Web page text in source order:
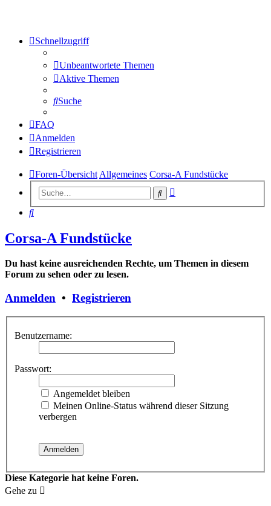
Schnellzugriff
Unbeantwortete Themen
Aktive Themen
Suche
FAQ
Anmelden
Registrieren
Foren-Übersicht Allgemeines Corsa-A Fundstücke
Suche
Suche
Corsa-A Fundstücke
Du hast keine ausreichenden Rechte, um Themen in diesem
Forum zu sehen oder zu lesen.
Anmelden • Registrieren
Benutzername:
Passwort:
Angemeldet bleiben
Meinen Online-Status während dieser Sitzung
verbergen
Diese Kategorie hat keine Foren.
Gehe zu